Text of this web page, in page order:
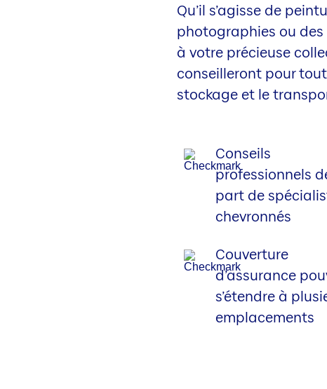
Qu’il s’agisse de
photographies ou des
à votre précieuse
conseilleront pour
stockage et le
Conseils
professionnels
part de
chevronnés
Couverture
d’assurance
s’étendre à
emplacements